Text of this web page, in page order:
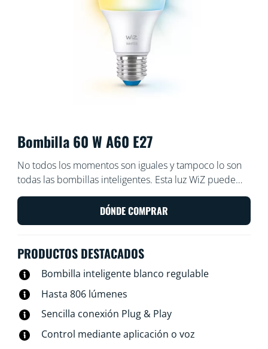
Bombilla 60 W A60 E27
No todos los momentos son iguales y tampoco lo son
todas las bombillas inteligentes. Esta luz WiZ puede
tener una forma básica de A60, pero te ofrece algo
realmente especial: luz LED regulable blanca para
todas tus necesidades y estados de ánimo. Programa
luz cálida cuando quieras relajarte: lo que te venga
Todo ello controlable mediante Wi-Fi a través de la
aplicación WiZ, el mando a distancia WiZ o tu voz.
DÓNDE COMPRAR
PRODUCTOS DESTACADOS
Bombilla inteligente blanco regulable
Hasta 806 lúmenes
Sencilla conexión Plug & Play
Control mediante aplicación o voz